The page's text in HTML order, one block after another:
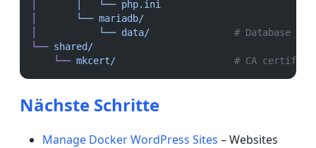
└── php.ini
└── mariadb/
└── data/
# Database
└── shared/
└── mkcert/ # CA
Nächste Schritte
Manage Docker WordPress Sites – Websites